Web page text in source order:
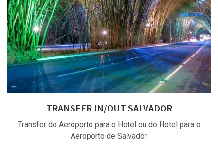
TRANSFER IN/OUT SALVADOR
Transfer do Aeroporto para o Hotel ou do Hotel para o
Aeroporto de Salvador.